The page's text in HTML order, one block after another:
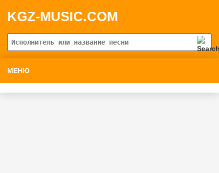
KGZ-MUSIC.COM
МЕНЮ